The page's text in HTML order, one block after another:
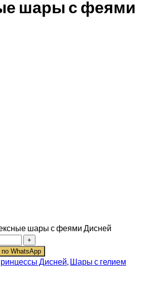
шары с феями
шары с феями Дисней
по WhatsApp
Дисней Шары с гелием